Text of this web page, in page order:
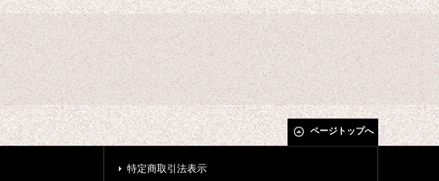
ページトップへ
特定商取引法表示